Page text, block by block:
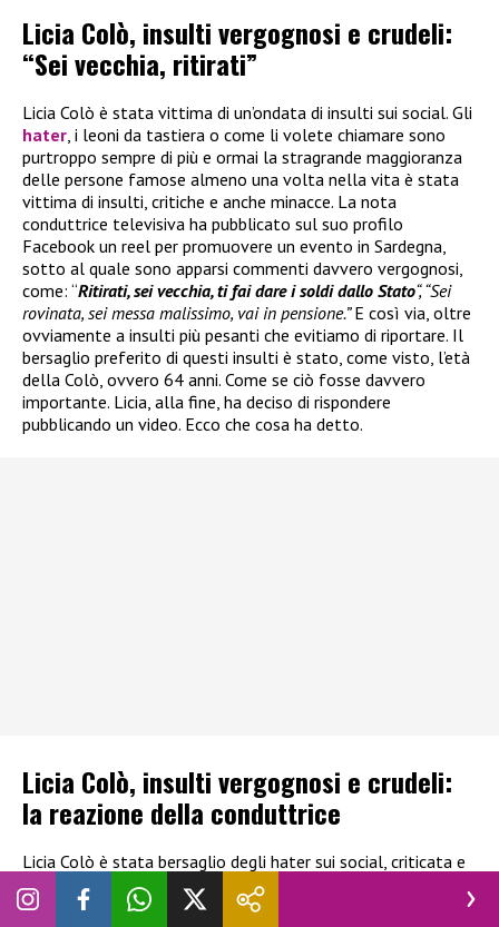
Licia Colò, insulti vergognosi e crudeli:
“Sei vecchia, ritirati”
Licia Colò è stata vittima di un’ondata di insulti sui social. Gli
hater, i leoni da tastiera o come li volete chiamare sono
purtroppo sempre di più e ormai la stragrande maggioranza
delle persone famose almeno una volta nella vita è stata
vittima di insulti, critiche e anche minacce. La nota
conduttrice televisiva ha pubblicato sul suo profilo
Facebook un reel per promuovere un evento in Sardegna,
sotto al quale sono apparsi commenti davvero vergognosi,
come: “Ritirati, sei vecchia, ti fai dare i soldi dallo Stato“, “Sei
rovinata, sei messa malissimo, vai in pensione.”E così via, oltre
ovviamente a insulti più pesanti che evitiamo di riportare. Il
bersaglio preferito di questi insulti è stato, come visto, l’età
della Colò, ovvero 64 anni. Come se ciò fosse davvero
importante. Licia, alla fine, ha deciso di rispondere
pubblicando un video. Ecco che cosa ha detto.
Licia Colò, insulti vergognosi e crudeli:
la reazione della conduttrice
Licia Colò è stata bersaglio degli hater sui social, criticata e
insultata in particolare per la sua età. La nota conduttrice
ha deciso di non rimanere in silenzio e ha pubblicato un video